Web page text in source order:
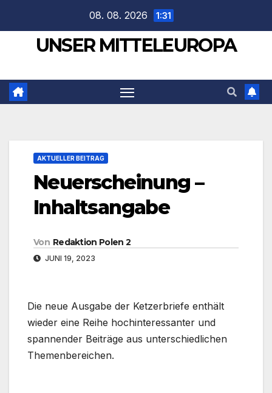
springen
08. 08. 2026 1:31
UNSER MITTELEUROPA
AKTUELLER BEITRAG
Neuerscheinung –
Inhaltsangabe
Von Redaktion Polen 2
JUNI 19, 2023
Die neue Ausgabe der Ketzerbriefe enthält
wieder eine Reihe hochinteressanter und
spannender Beiträge aus unterschiedlichen
Themenbereichen.